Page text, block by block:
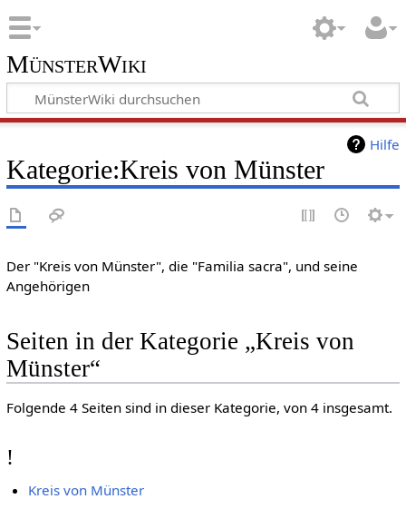
MünsterWiki
Hilfe
Kategorie:Kreis von Münster
Der "Kreis von Münster", die "Familia sacra", und seine
Angehörigen
Seiten in der Kategorie „Kreis von
Münster“
Folgende 4 Seiten sind in dieser Kategorie, von 4 insgesamt.
!
Kreis von Münster